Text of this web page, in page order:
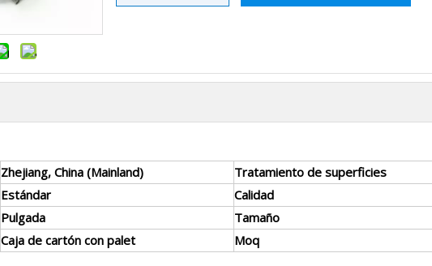
Zhejiang, China (Mainland)
Tratamiento de superficies
Estándar
Calidad
Pulgada
Tamaño
Caja de cartón con palet Moq